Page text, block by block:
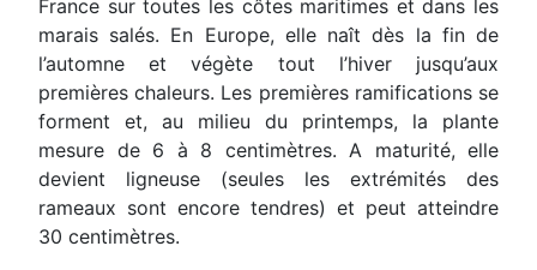
France sur toutes les côtes maritimes et dans les
marais salés. En Europe, elle naît dès la fin de
l’automne et végète tout l’hiver jusqu’aux
premières chaleurs. Les premières ramifications se
forment et, au milieu du printemps, la plante
mesure de 6 à 8 centimètres. A maturité, elle
devient ligneuse (seules les extrémités des
rameaux sont encore tendres) et peut atteindre
30 centimètres.